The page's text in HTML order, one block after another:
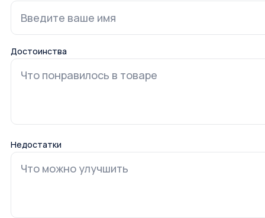
Достоинства
Недостатки